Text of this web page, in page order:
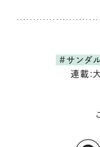
#サンダ
連載: